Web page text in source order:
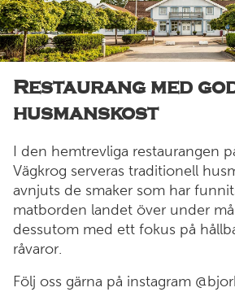
Restaurang med
husmanskost
I den hemtrevliga restaurangen
Vägkrog serveras traditionell
avnjuts de smaker som har
matborden landet över under
dessutom med ett fokus på
råvaror.
Följ oss gärna på instagram